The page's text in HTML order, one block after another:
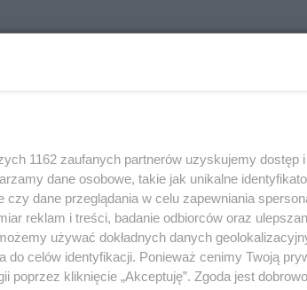
Sprzedam Opel Meriva
Numer: 1122265, data: 27.07.2026,
1162 zaufanych partnerów uzyskujemy dostęp
dane osobowe, takie jak unikalne
czy dane przeglądania w celu zapewniania
reklam i treści, badanie odbiorców oraz
używać dokładnych danych
do celów identyfikacji. Ponieważ cenimy Twoją
poprzez kliknięcie „Akceptuję”. Zgoda jest